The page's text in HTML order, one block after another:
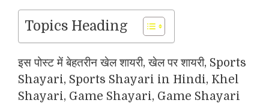
Topics Heading
इस पोस्ट में बेहतरीन खेल शायरी, खेल पर शायरी, Sports
Shayari, Sports Shayari in Hindi, Khel
Shayari, Game Shayari, Game Shayari